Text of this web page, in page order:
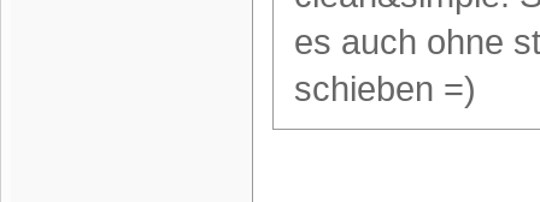
es auch ohne
schieben =)